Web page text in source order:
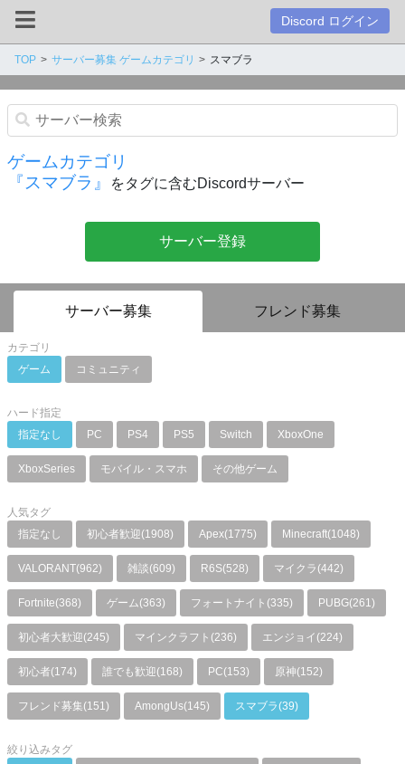
Discord ログイン
TOP サーバー募集 ゲームカテゴリ スマブラ
ゲームカテゴリ
『スマブラ』
をタグに含むDiscordサーバー
サーバー登録
サーバー募集 フレンド募集
カテゴリ
ゲーム
コミュニティ
ハード指定
指定なし
PC PS4 PS5 Switch XboxOne
XboxSeries モバイル・スマホ その他ゲーム
人気タグ
指定なし
初心者歓迎(1908) Apex(1775) Minecraft(1048)
VALORANT(962) 雑談(609) R6S(528) マイクラ(442)
Fortnite(368) ゲーム(363) フォートナイト(335) PUBG(261)
初心者大歓迎(245) マインクラフト(236) エンジョイ(224)
初心者(174) 誰でも歓迎(168) PC(153) 原神(152)
フレンド募集(151) AmongUs(145) スマブラ(39)
絞り込みタグ